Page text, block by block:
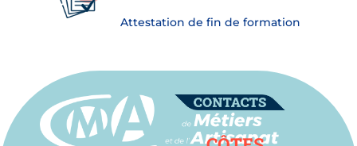
Attestation de fin de formation